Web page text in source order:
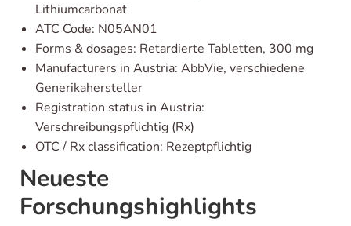
Lithiumcarbonat
ATC Code: N05AN01
Forms & dosages: Retardierte Tabletten, 300 mg
Manufacturers in Austria: AbbVie, verschiedene
Generikahersteller
Registration status in Austria:
Verschreibungspflichtig (Rx)
OTC / Rx classification: Rezeptpflichtig
Neueste
Forschungshighlights